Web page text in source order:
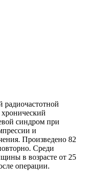
хронический
синдром при
и
Произведено 82
Среди
в возрасте от 25
операции.